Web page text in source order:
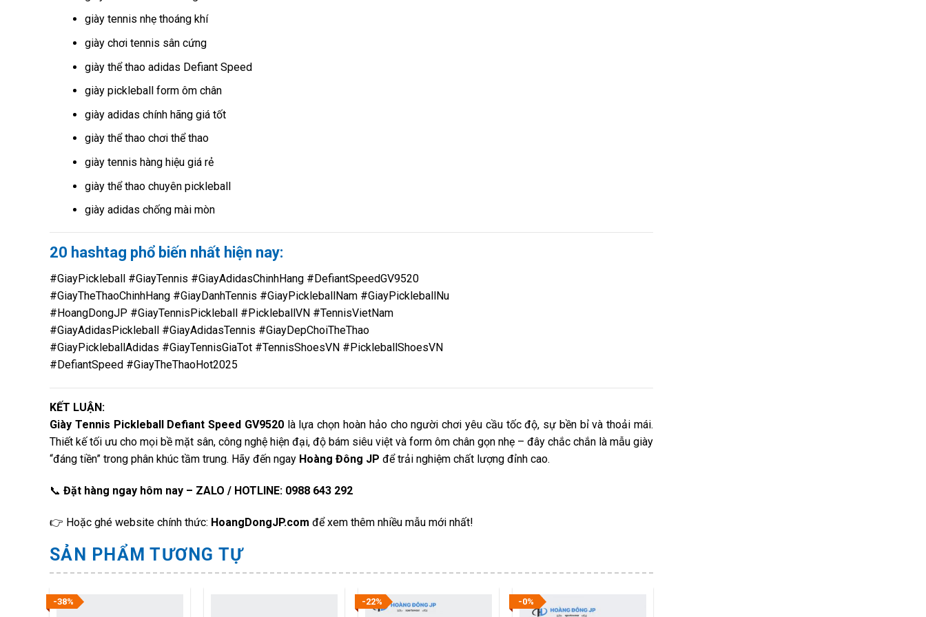
giày tennis nhẹ thoáng khí
giày chơi tennis sân cứng
giày thể thao adidas Defiant Speed
giày pickleball form ôm chân
giày adidas chính hãng giá tốt
giày thể thao chơi thể thao
giày tennis hàng hiệu giá rẻ
giày thể thao chuyên pickleball
giày adidas chống mài mòn
20 hashtag phổ biến nhất hiện nay:
#GiayPickleball #GiayTennis #GiayAdidasChinhHang #DefiantSpeedGV9520
#GiayTheThaoChinhHang #GiayDanhTennis #GiayPickleballNam #GiayPickleballNu
#HoangDongJP #GiayTennisPickleball #PickleballVN #TennisVietNam
#GiayAdidasPickleball #GiayAdidasTennis #GiayDepChoiTheThao
#GiayPickleballAdidas #GiayTennisGiaTot #TennisShoesVN #PickleballShoesVN
#DefiantSpeed #GiayTheThaoHot2025
KẾT LUẬN:
Giày Tennis Pickleball Defiant Speed GV9520là lựa chọn hoàn hảo cho người chơi yêu cầu tốc độ, sự bền bỉ và thoải mái.
Thiết kế tối ưu cho mọi bề mặt sân, công nghệ hiện đại, độ bám siêu việt và form ôm chân gọn nhẹ – đây chắc chắn là mẫu giày
“đáng tiền” trong phân khúc tầm trung. Hãy đến ngay Hoàng Đông JP để trải nghiệm chất lượng đỉnh cao.
📞 Đặt hàng ngay hôm nay – ZALO / HOTLINE: 0988 643 292
👉 Hoặc ghé website chính thức: HoangDongJP.com để xem thêm nhiều mẫu mới nhất!
SẢN PHẨM TƯƠNG TỰ
-38% -22% -0%